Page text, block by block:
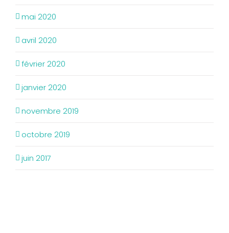
mai 2020
avril 2020
février 2020
janvier 2020
novembre 2019
octobre 2019
juin 2017